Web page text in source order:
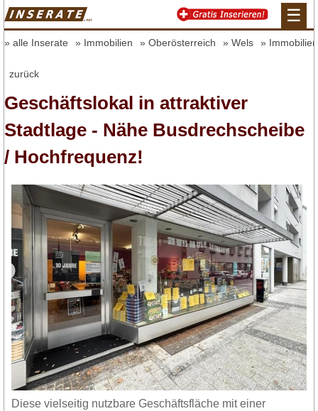
☰
alle Inserate Immobilien Oberösterreich Wels
zurück
Geschäftslokal in attraktiver
Stadtlage - Nähe Busdrechscheibe
/ Hochfrequenz!
Diese vielseitig nutzbare Geschäftsfläche mit einer